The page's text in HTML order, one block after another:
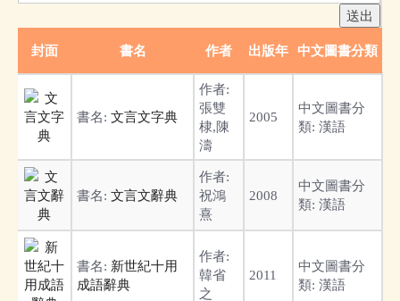
封面 書名 作者 出版年 中文圖書分類
書名: 文言文字典
作者:
張雙
棣,陳
濤
2005
中文圖書分
類: 漢語
書名: 文言文辭典
作者:
祝鴻
熹
2008
中文圖書分
類: 漢語
書名: 新世紀十用
成語辭典
作者:
韓省
之
2011
中文圖書分
類: 漢語